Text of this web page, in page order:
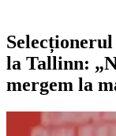
la Tallinn:
mergem la